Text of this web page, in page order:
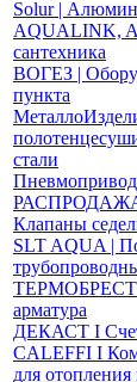
Solur |
AQUALINK,
сантехника
ВОГЕЗ |
пункта
стали
Клапаны
SLT AQUA |
ТЕРМОБРЕСТ
арматура
ДЕКАСТ І
CALEFFI І
для